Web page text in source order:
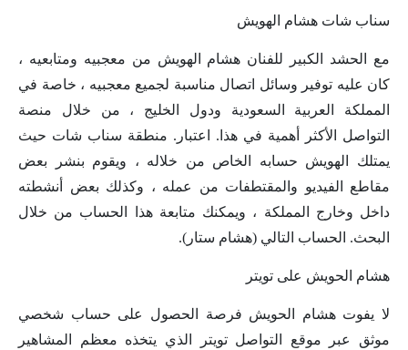
سناب شات هشام الهويش
مع الحشد الكبير للفنان هشام الهويش من معجبيه ومتابعيه ،
كان عليه توفير وسائل اتصال مناسبة لجميع معجبيه ، خاصة في
المملكة العربية السعودية ودول الخليج ، من خلال منصة
التواصل الأكثر أهمية في هذا. اعتبار. منطقة سناب شات حيث
يمتلك الهويش حسابه الخاص من خلاله ، ويقوم بنشر بعض
مقاطع الفيديو والمقتطفات من عمله ، وكذلك بعض أنشطته
داخل وخارج المملكة ، ويمكنك متابعة هذا الحساب من خلال
البحث. الحساب التالي (هشام ستار).
هشام الحويش على تويتر
لا يفوت هشام الحويش فرصة الحصول على حساب شخصي
موثق عبر موقع التواصل تويتر الذي يتخذه معظم المشاهير